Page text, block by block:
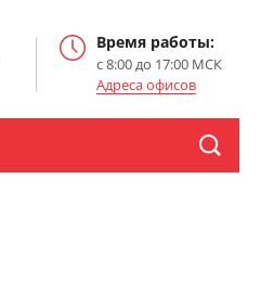
Время работы:
с 8:00 до 17:00 МСК
Адреса офисов